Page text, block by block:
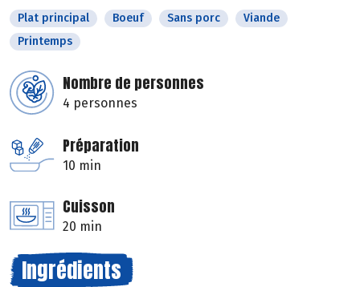
Plat principal Boeuf Sans porc
Viande
Printemps
Nombre de personnes
4 personnes
Préparation
10 min
Cuisson
20 min
Ingrédients